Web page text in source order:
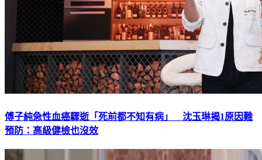
傅子純急性血癌驟逝「死前都不知有病」 沈玉琳揭1原因難
預防：高級健檢也沒效